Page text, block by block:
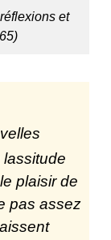
et
plaisir de
pas assez